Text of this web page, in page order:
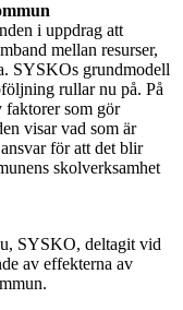
i uppdrag att
mellan resurser,
SYSKOs grundmodell
rullar nu på. På
faktorer som gör
visar vad som är
för att det blir
skolverksamhet
SYSKO, deltagit vid
av effekterna av